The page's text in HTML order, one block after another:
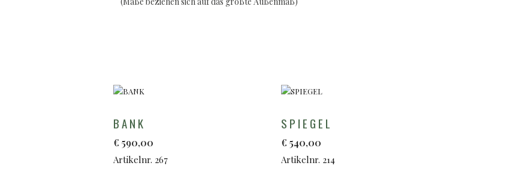
BANK
€ 590,00
Artikelnr. 267
SPIEGEL
€ 540,00
Artikelnr. 214